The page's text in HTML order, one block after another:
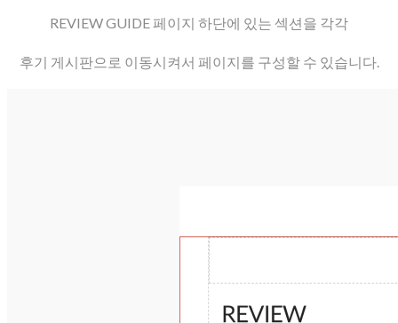
REVIEW GUIDE 페이지 하단에 있는 섹션을 각각
후기 게시판으로 이동시켜서 페이지를 구성할 수 있습니다.